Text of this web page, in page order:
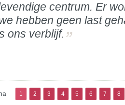
centrum. Er
hebben geen last
ons verblijf.
1 2 3 4 5 6 7 8